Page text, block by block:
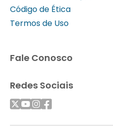
Código de Ética
Termos de Uso
Fale Conosco
Redes Sociais